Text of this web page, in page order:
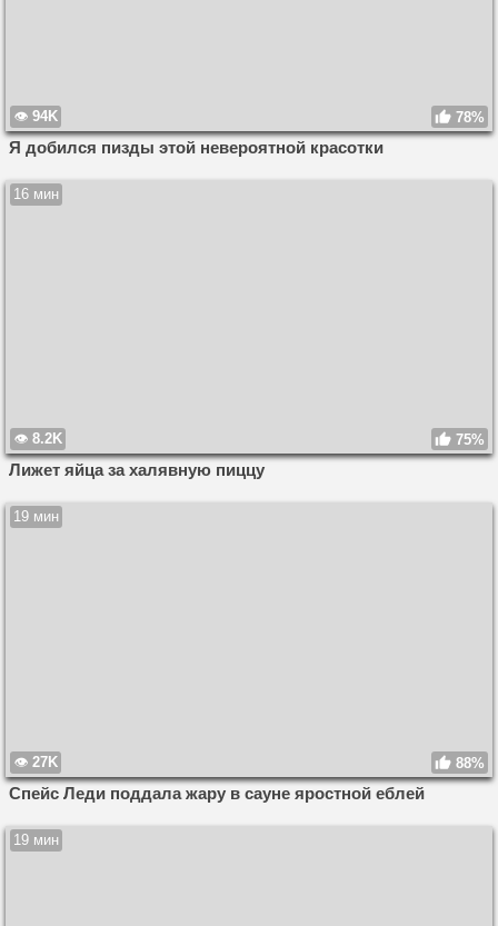
94K 78%
Я добился пизды этой невероятной красотки
16 мин
8.2K 75%
Лижет яйца за халявную пиццу
19 мин
27K 88%
Спейс Леди поддала жару в сауне яростной еблей
19 мин